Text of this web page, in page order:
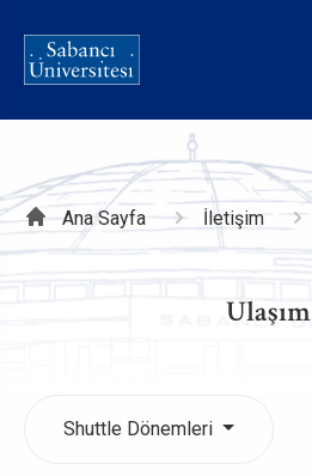
Sayfa
yolu
Ana Sayfa İletişim
Ulaşım
Shuttle Dönemleri